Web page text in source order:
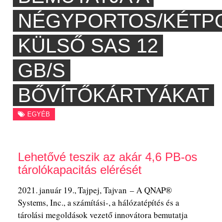
NÉGYPORTOS/
KÜLSŐ SAS 12
GB/S
BŐVÍTŐKÁRTYÁKAT
EGYÉB
Lehetővé teszik az akár 4,6 PB-os
tárolókapacitás elérését
2021. január 19., Tajpej, Tajvan – A QNAP®
Systems, Inc., a számítási-, a hálózatépítés és a
tárolási megoldások vezető innovátora bemutatja